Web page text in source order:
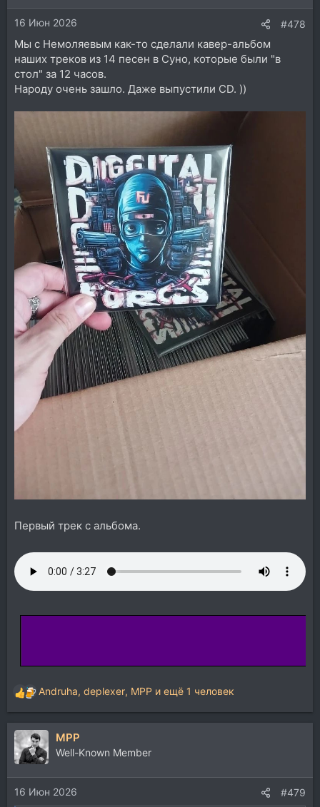
16 Июн 2026 #478
Мы с Немоляевым как-то сделали кавер-альбом
наших треков из 14 песен в Суно, которые были "в
стол" за 12 часов.
Народу очень зашло. Даже выпустили CD. ))
Первый трек с альбома.
Р
е
а
к
ц
и
и
:
Andruha, deplexer, MPP и ещё 1 человек
MPP
Well-Known Member
16 Июн 2026 #479